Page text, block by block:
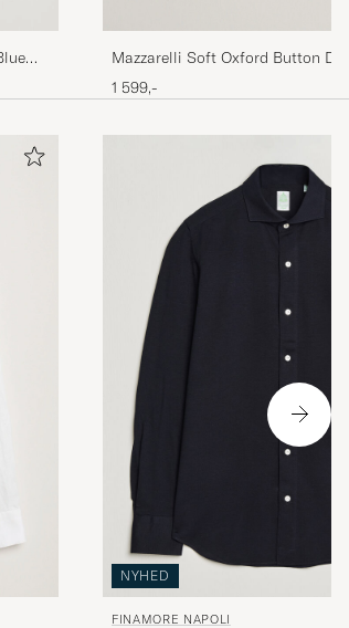
Mazzarelli Soft Oxford Button
1 599,-
NYHED
FINAMORE NAPOLI